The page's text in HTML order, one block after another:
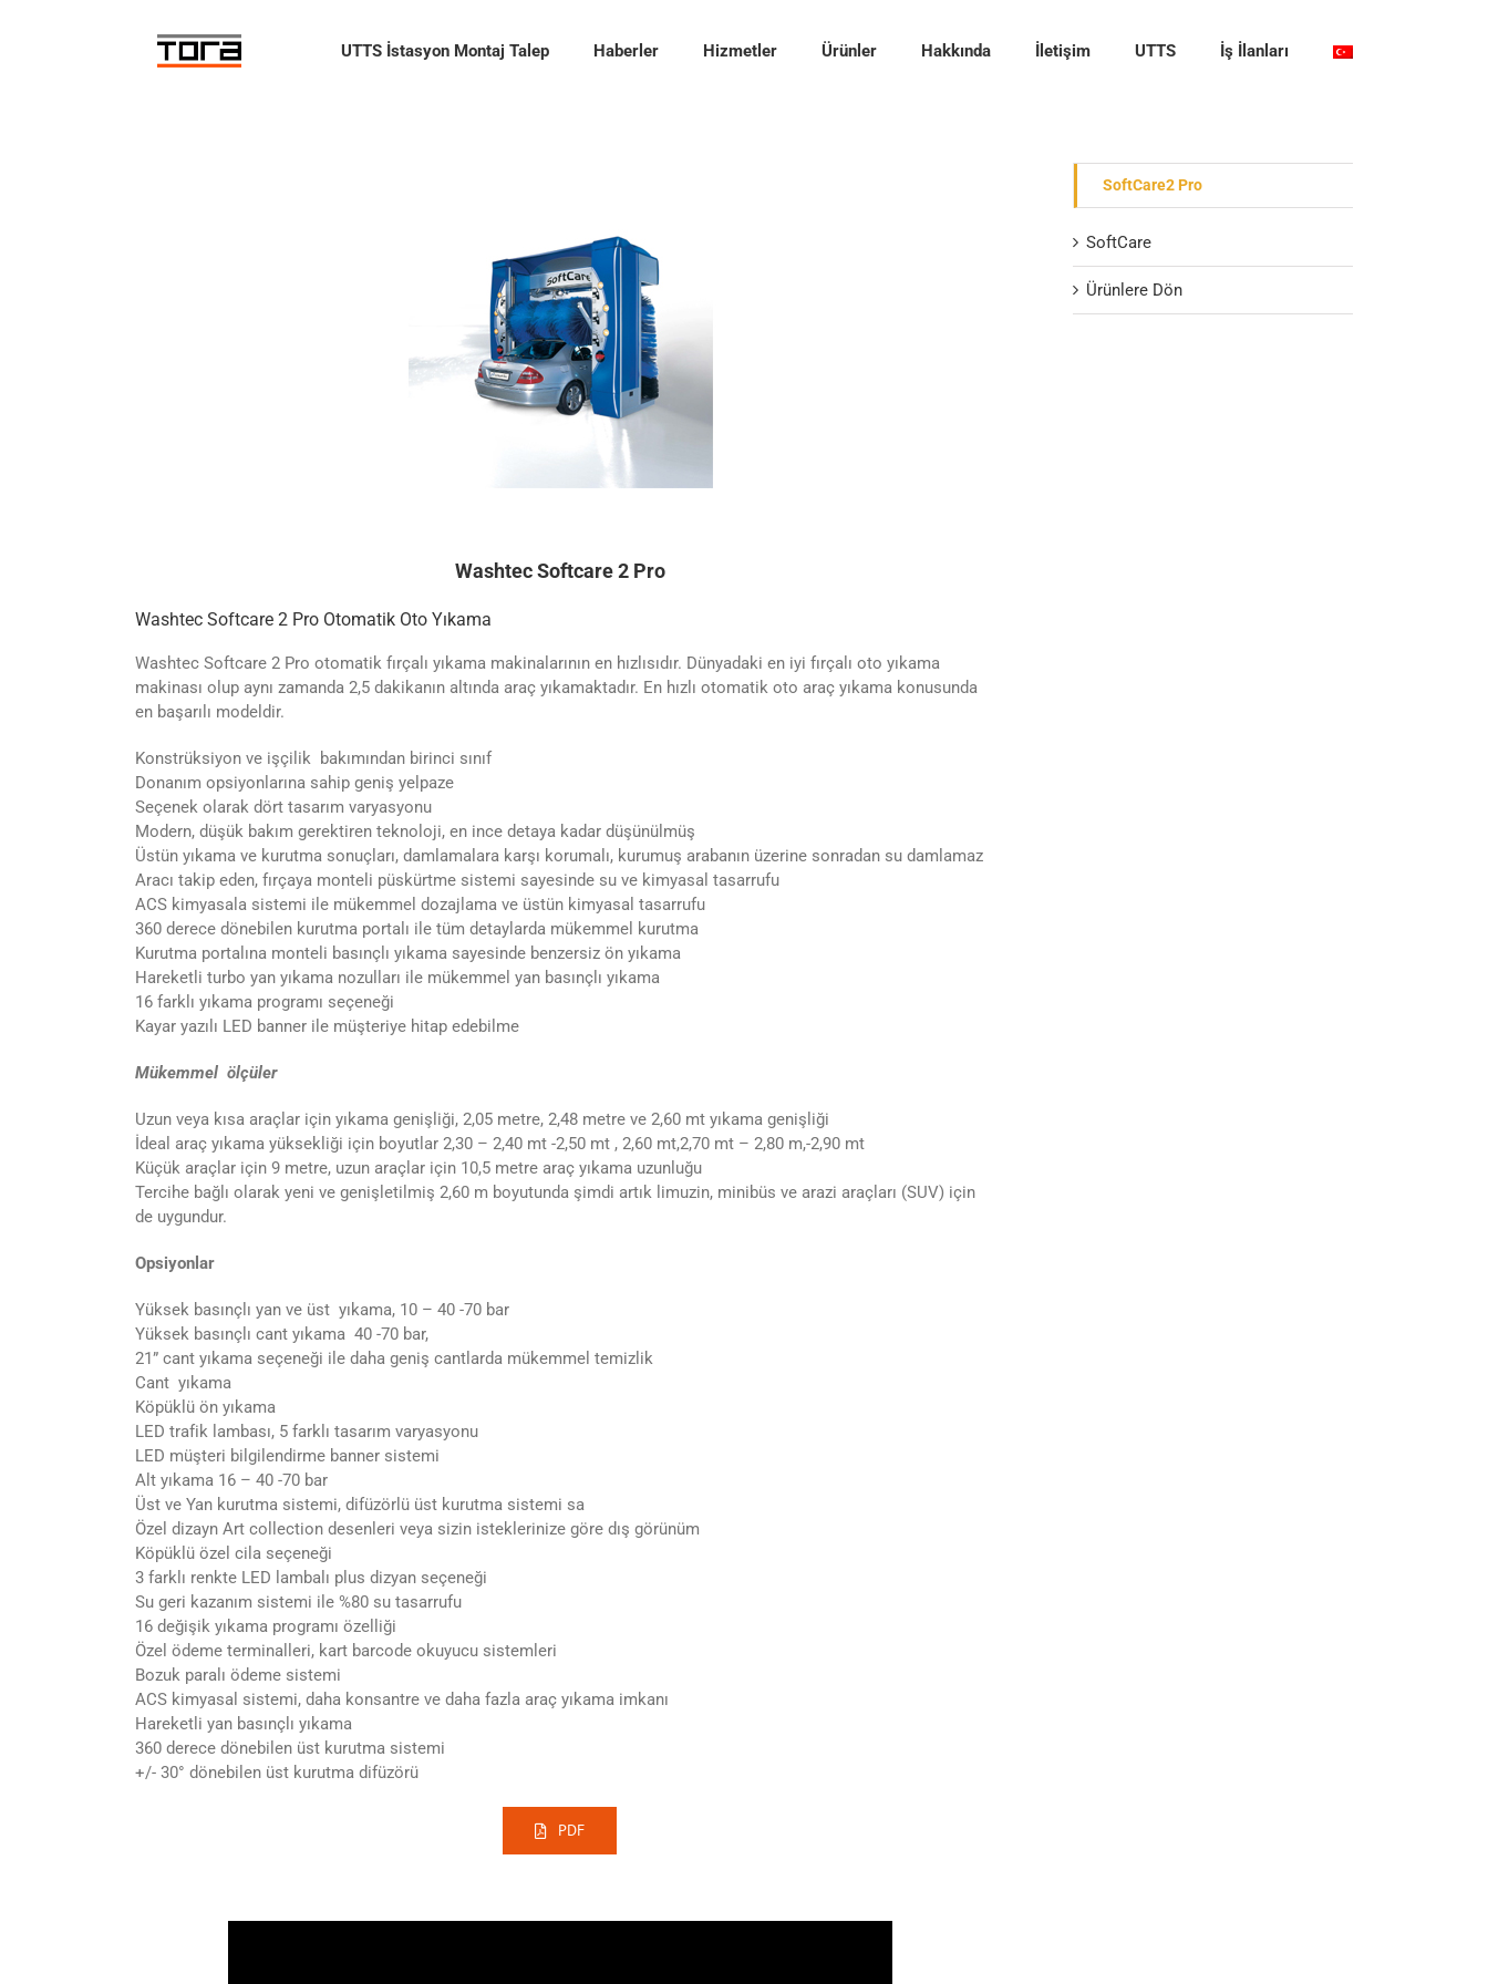
UTTS İstasyon Montaj Talep Haberler Hizmetler Ürünler Hakkında İletişim UTTS İş İlanları
Washtec Softcare 2 Pro
Washtec Softcare 2 Pro Otomatik Oto Yıkama
Washtec Softcare 2 Pro otomatik fırçalı yıkama makinalarının en hızlısıdır. Dünyadaki en iyi fırçalı oto yıkama
makinası olup aynı zamanda 2,5 dakikanın altında araç yıkamaktadır. En hızlı otomatik oto araç yıkama konusunda
en başarılı modeldir.
Konstrüksiyon ve işçilik bakımından birinci sınıf
Donanım opsiyonlarına sahip geniş yelpaze
Seçenek olarak dört tasarım varyasyonu
Modern, düşük bakım gerektiren teknoloji, en ince detaya kadar düşünülmüş
Üstün yıkama ve kurutma sonuçları, damlamalara karşı korumalı, kurumuş arabanın üzerine sonradan su damlamaz
Aracı takip eden, fırçaya monteli püskürtme sistemi sayesinde su ve kimyasal tasarrufu
ACS kimyasala sistemi ile mükemmel dozajlama ve üstün kimyasal tasarrufu
360 derece dönebilen kurutma portalı ile tüm detaylarda mükemmel kurutma
Kurutma portalına monteli basınçlı yıkama sayesinde benzersiz ön yıkama
Hareketli turbo yan yıkama nozulları ile mükemmel yan basınçlı yıkama
16 farklı yıkama programı seçeneği
Kayar yazılı LED banner ile müşteriye hitap edebilme
Mükemmel ölçüler
Uzun veya kısa araçlar için yıkama genişliği, 2,05 metre, 2,48 metre ve 2,60 mt yıkama genişliği
İdeal araç yıkama yüksekliği için boyutlar 2,30 – 2,40 mt -2,50 mt , 2,60 mt,2,70 mt – 2,80 m,-2,90 mt
Küçük araçlar için 9 metre, uzun araçlar için 10,5 metre araç yıkama uzunluğu
Tercihe bağlı olarak yeni ve genişletilmiş 2,60 m boyutunda şimdi artık limuzin, minibüs ve arazi araçları (SUV) için
de uygundur.
Opsiyonlar
Yüksek basınçlı yan ve üst yıkama, 10 – 40 -70 bar
Yüksek basınçlı cant yıkama 40 -70 bar,
21” cant yıkama seçeneği ile daha geniş cantlarda mükemmel temizlik
Cant yıkama
Köpüklü ön yıkama
LED trafik lambası, 5 farklı tasarım varyasyonu
LED müşteri bilgilendirme banner sistemi
Alt yıkama 16 – 40 -70 bar
Üst ve Yan kurutma sistemi, difüzörlü üst kurutma sistemi sa
Özel dizayn Art collection desenleri veya sizin isteklerinize göre dış görünüm
Köpüklü özel cila seçeneği
3 farklı renkte LED lambalı plus dizyan seçeneği
Su geri kazanım sistemi ile %80 su tasarrufu
16 değişik yıkama programı özelliği
Özel ödeme terminalleri, kart barcode okuyucu sistemleri
Bozuk paralı ödeme sistemi
ACS kimyasal sistemi, daha konsantre ve daha fazla araç yıkama imkanı
Hareketli yan basınçlı yıkama
360 derece dönebilen üst kurutma sistemi
+/- 30° dönebilen üst kurutma difüzörü
PDF
SoftCare2 Pro
SoftCare
Ürünlere Dön